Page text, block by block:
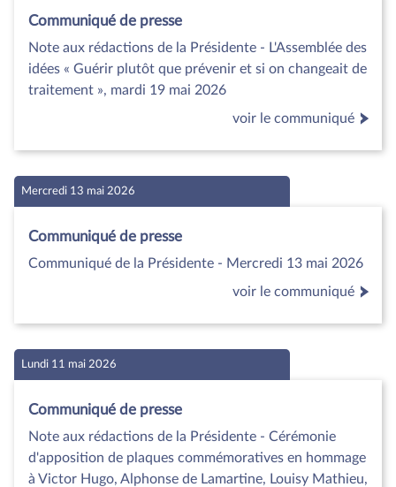
Communiqué de presse
Note aux rédactions de la Présidente - L'Assemblée des
idées « Guérir plutôt que prévenir et si on changeait de
traitement », mardi 19 mai 2026
voir le communiqué
Mercredi 13 mai 2026
Communiqué de presse
Communiqué de la Présidente - Mercredi 13 mai 2026
voir le communiqué
Lundi 11 mai 2026
Communiqué de presse
Note aux rédactions de la Présidente - Cérémonie
d'apposition de plaques commémoratives en hommage
à Victor Hugo, Alphonse de Lamartine, Louisy Mathieu,